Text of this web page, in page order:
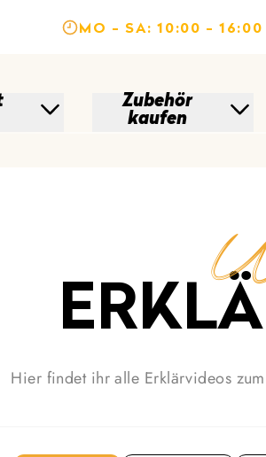
MO - SA: 10:00 - 16:00
Zubehör
kaufen
Hier findet ihr alle Erklärvideos